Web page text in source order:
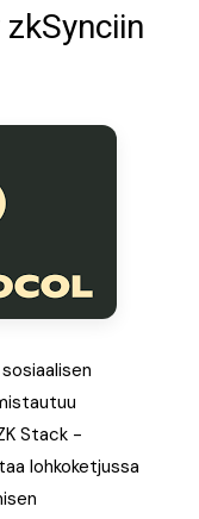
Stack -
lohkoketjussa